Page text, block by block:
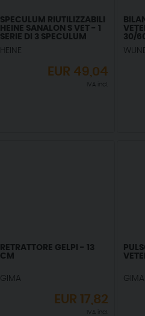
SPECULUM RIUTILIZZABILI
HEINE SANALON S VET - 1
SERIE DI 3 SPECULUM
SANALONS
HEINE
EUR 49,04
IVA incl.
30/
RETRATTORE GELPI - 13
CM
GIMA
EUR17,82
IVA incl.
GIMA